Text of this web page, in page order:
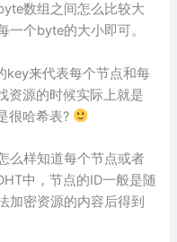
数组之间怎么比较大
一个byte的大小即可。
key来代表每个节点和每
资源的时候实际上就是
很哈希表?
么样知道每个节点或者
中，节点的ID一般是随
加密资源的内容后得到